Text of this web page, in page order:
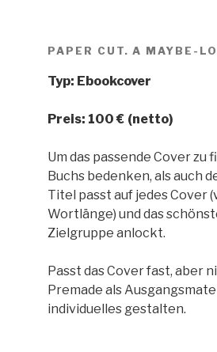
PAPER CUT. A MAYBE-
Typ: Ebookcover
Preis: 100 € (netto)
Um das passende Cover zu
Buchs bedenken, als auch
Titel passt auf jedes Cover
Wortlänge) und das
Zielgruppe anlockt.
Passt das Cover fast, aber
Premade als
individuelles gestalten.